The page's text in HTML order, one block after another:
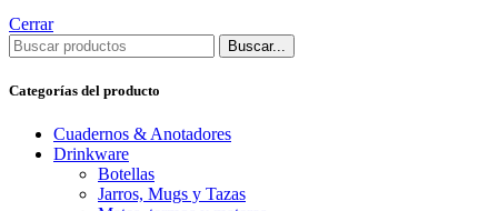
Cerrar
Buscar...
Categorías del producto
Cuadernos & Anotadores
Drinkware
Botellas
Jarros, Mugs y Tazas